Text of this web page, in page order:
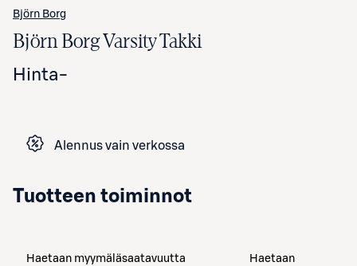
Björn Borg
Björn Borg Varsity Takki
Hinta-
Alennus vain verkossa
Tuotteen toiminnot
Haetaan myymäläsaatavuutta
Haetaan